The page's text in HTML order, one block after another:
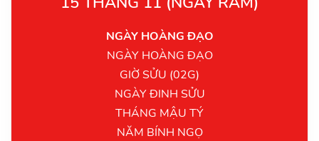
NGÀY HOÀNG ĐẠO
NGÀY HOÀNG ĐẠO
GIỜ SỬU (02G)
NGÀY ĐINH SỬU
THÁNG MẬU TÝ
NĂM BÍNH NGỌ